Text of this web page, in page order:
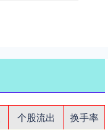
个股流出
换手率